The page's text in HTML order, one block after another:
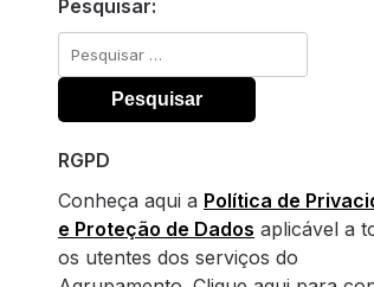
Pesquisar:
Pesquisar
por:
RGPD
Conheça aqui a Política de
e Proteção de Dados aplicável a
os utentes dos serviços do